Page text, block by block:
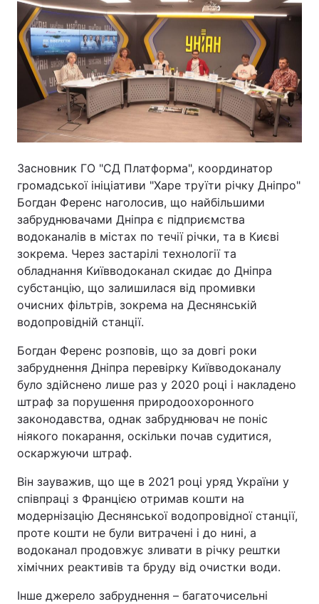
Київ
Дніпро Харків
Одеса
Спорт Наука
Техно і зв'язок Лайт
Зброя Інциденти
Здоров'я Туризм
Цікавинки Погода
Відео з Youtube
Інтерв'ю Думки
Архів Вакансії
Контакти
ПОСЛУГИ
Реклама на сайті Фотобанк
Моніторинг Пресцентр
Засновник ГО "СД Платформа", координатор
громадської ініціативи "Харе труїти річку Дніпро"
Богдан Ференс наголосив, що найбільшими
забруднювачами Дніпра є підприємства
водоканалів в містах по течії річки, та в Києві
зокрема. Через застарілі технології та
обладнання Київводоканал скидає до Дніпра
субстанцію, що залишилася від промивки
очисних фільтрів, зокрема на Деснянській
водопровідній станції.
Богдан Ференс розповів, що за довгі роки
забруднення Дніпра перевірку Київводоканалу
було здійснено лише раз у 2020 році і накладено
штраф за порушення природоохоронного
законодавства, однак забруднювач не поніс
ніякого покарання, оскільки почав судитися,
оскаржуючи штраф.
Він зауважив, що ще в 2021 році уряд України у
співпраці з Францією отримав кошти на
модернізацію Деснянської водопровідної станції,
проте кошти не були витрачені і до нині, а
водоканал продовжує зливати в річку рештки
хімічних реактивів та бруду від очистки води.
Інше джерело забруднення – багаточисельні